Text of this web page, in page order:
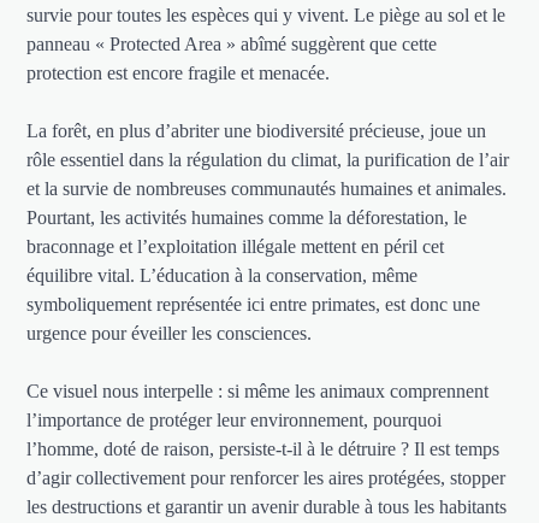
survie pour toutes les espèces qui y vivent. Le piège au sol et le
panneau « Protected Area » abîmé suggèrent que cette
protection est encore fragile et menacée.
La forêt, en plus d’abriter une biodiversité précieuse, joue un
rôle essentiel dans la régulation du climat, la purification de l’air
et la survie de nombreuses communautés humaines et animales.
Pourtant, les activités humaines comme la déforestation, le
braconnage et l’exploitation illégale mettent en péril cet
équilibre vital. L’éducation à la conservation, même
symboliquement représentée ici entre primates, est donc une
urgence pour éveiller les consciences.
Ce visuel nous interpelle : si même les animaux comprennent
l’importance de protéger leur environnement, pourquoi
l’homme, doté de raison, persiste-t-il à le détruire ? Il est temps
d’agir collectivement pour renforcer les aires protégées, stopper
les destructions et garantir un avenir durable à tous les habitants